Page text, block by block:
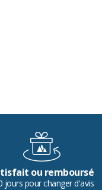
ou remboursé
jours pour changer d'avis